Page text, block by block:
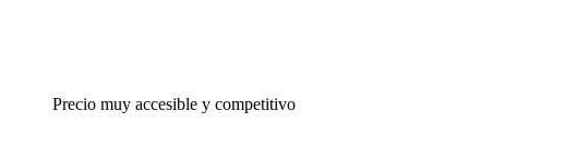
Precio muy accesible y competitivo